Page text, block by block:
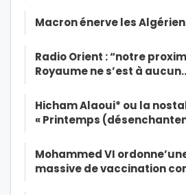
Macron énerve les
Radio Orient : “notre
Royaume ne s’est à
Hicham Alaoui* ou la
« Printemps
Mohammed VI
massive de vaccination